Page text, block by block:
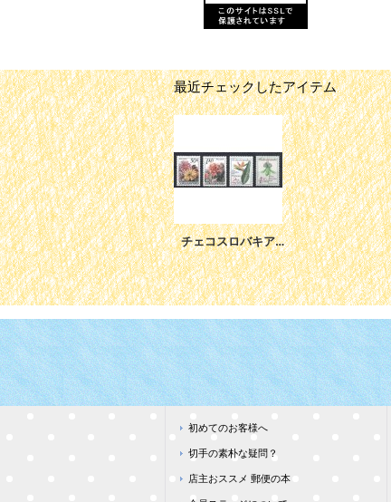
最近チェックしたアイテム
チェコスロバキア切手 1980年 花 フラワーショー 4種
初めてのお客様へ
切手の素朴な疑問？
店主おススメ 郵便の本